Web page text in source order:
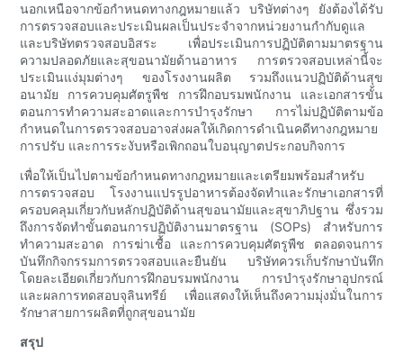
นอกเหนือจากข้อกำหนดทางกฎหมายแล้ว บริษัทต่างๆ ยังต้องได้รับ
การตรวจสอบและประเมินผลเป็นประจำจากหน่วยงานกำกับดูแล
และบริษัทตรวจสอบอิสระ เพื่อประเมินการปฏิบัติตามมาตรฐาน
ความปลอดภัยและสุขอนามัยด้านอาหาร การตรวจสอบเหล่านี้จะ
ประเมินแง่มุมต่างๆ ของโรงงานผลิต รวมถึงแนวปฏิบัติด้านสุข
อนามัย การควบคุมศัตรูพืช การฝึกอบรมพนักงาน และเอกสารขั้น
ตอนการทำความสะอาดและการบำรุงรักษา การไม่ปฏิบัติตามข้อ
กำหนดในการตรวจสอบอาจส่งผลให้เกิดการดำเนินคดีทางกฎหมาย
การปรับ และการระงับหรือเพิกถอนใบอนุญาตประกอบกิจการ
เพื่อให้เป็นไปตามข้อกำหนดทางกฎหมายและเตรียมพร้อมสำหรับ
การตรวจสอบ โรงงานแปรรูปอาหารต้องจัดทำและรักษาเอกสารที่
ครอบคลุมเกี่ยวกับหลักปฏิบัติด้านสุขอนามัยและสุขาภิปฐาน ซึ่งรวม
ถึงการจัดทำขั้นตอนการปฏิบัติงานมาตรฐาน (SOPs) สำหรับการ
ทำความสะอาด การฆ่าเชื้อ และการควบคุมศัตรูพืช ตลอดจนการ
บันทึกกิจกรรมการตรวจสอบและยืนยัน บริษัทควรเก็บรักษาบันทึก
โดยละเอียดเกี่ยวกับการฝึกอบรมพนักงาน การบำรุงรักษาอุปกรณ์
และผลการทดสอบจุลินทรีย์ เพื่อแสดงให้เห็นถึงความมุ่งมั่นในการ
รักษาสายการผลิตที่ถูกสุขอนามัย
สรุป